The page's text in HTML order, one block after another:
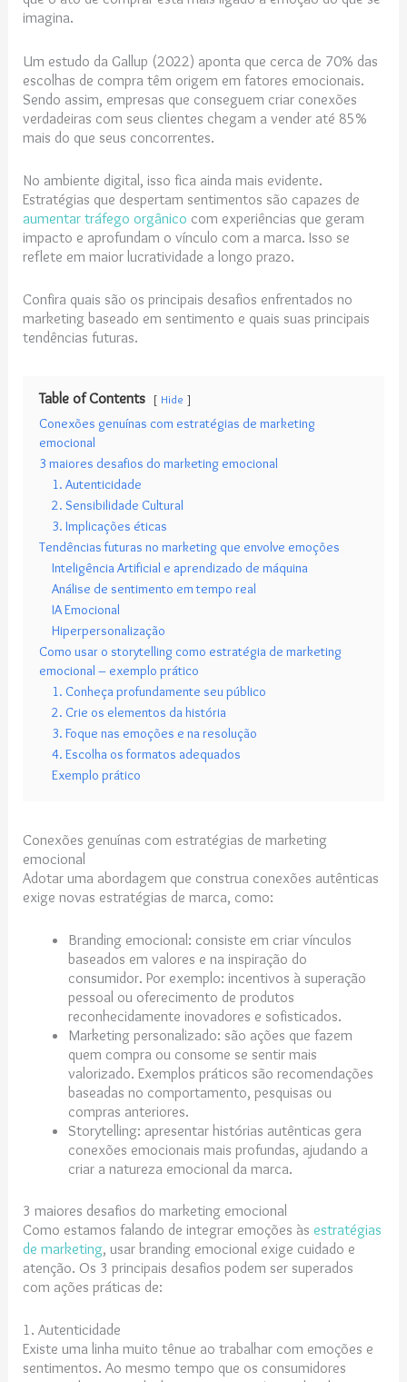
imagina.
Um estudo da Gallup (2022) aponta que cerca de 70% das
escolhas de compra têm origem em fatores emocionais.
Sendo assim, empresas que conseguem criar conexões
verdadeiras com seus clientes chegam a vender até 85%
mais do que seus concorrentes.
No ambiente digital, isso fica ainda mais evidente.
Estratégias que despertam sentimentos são capazes de
aumentar tráfego orgânico com experiências que geram
impacto e aprofundam o vínculo com a marca. Isso se
reflete em maior lucratividade a longo prazo.
Confira quais são os principais desafios enfrentados no
marketing baseado em sentimento e quais suas principais
tendências futuras.
Table of Contents Hide
Conexões genuínas com estratégias de marketing
emocional
3 maiores desafios do marketing emocional
1. Autenticidade
2. Sensibilidade Cultural
3. Implicações éticas
Tendências futuras no marketing que envolve emoções
Inteligência Artificial e aprendizado de máquina
Análise de sentimento em tempo real
IA Emocional
Hiperpersonalização
Como usar o storytelling como estratégia de marketing
emocional – exemplo prático
1. Conheça profundamente seu público
2. Crie os elementos da história
3. Foque nas emoções e na resolução
4. Escolha os formatos adequados
Exemplo prático
Conexões genuínas com estratégias de marketing
emocional
Adotar uma abordagem que construa conexões autênticas
exige novas estratégias de marca, como:
Branding emocional: consiste em criar vínculos
baseados em valores e na inspiração do
consumidor. Por exemplo: incentivos à superação
pessoal ou oferecimento de produtos
reconhecidamente inovadores e sofisticados.
Marketing personalizado: são ações que fazem
quem compra ou consome se sentir mais
valorizado. Exemplos práticos são recomendações
baseadas no comportamento, pesquisas ou
compras anteriores.
Storytelling: apresentar histórias autênticas gera
conexões emocionais mais profundas, ajudando a
criar a natureza emocional da marca.
3 maiores desafios do marketing emocional
Como estamos falando de integrar emoções àsestratégias
de marketing, usar branding emocional exige cuidado e
atenção. Os 3 principais desafios podem ser superados
com ações práticas de:
1. Autenticidade
Existe uma linha muito tênue ao trabalhar com emoções e
sentimentos. Ao mesmo tempo que os consumidores